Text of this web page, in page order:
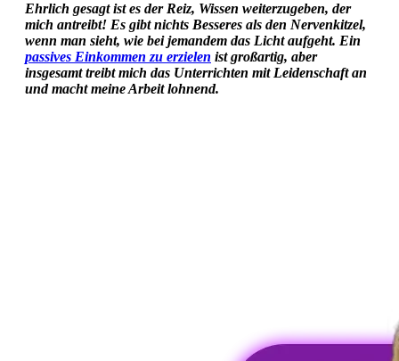
Ehrlich gesagt ist es der Reiz, Wissen weiterzugeben, der
mich antreibt! Es gibt nichts Besseres als den Nervenkitzel,
wenn man sieht, wie bei jemandem das Licht aufgeht. Ein
passives Einkommen zu erzielen ist großartig, aber
insgesamt treibt mich das Unterrichten mit Leidenschaft an
und macht meine Arbeit lohnend.